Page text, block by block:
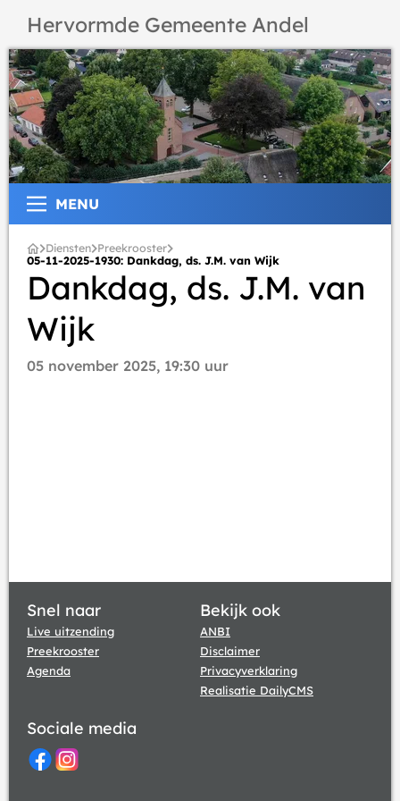
Hervormde Gemeente Andel
MENU
Diensten Preekrooster
05-11-2025-1930: Dankdag, ds. J.M. van Wijk
Dankdag, ds. J.M. van
Wijk
05 november 2025, 19:30 uur
Snel naar
Live uitzending
Preekrooster
Agenda
Bekijk ook
ANBI
Disclaimer
Privacyverklaring
Realisatie DailyCMS
Sociale media